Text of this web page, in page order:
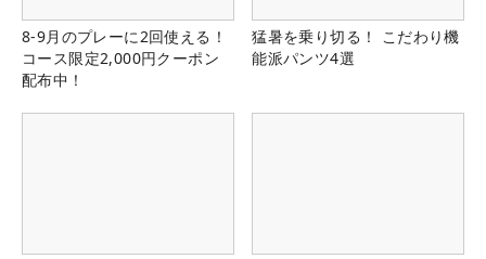
8-9月のプレーに2回使える！
コース限定2,000円クーポン
配布中！
猛暑を乗り切る！ こだわり機
能派パンツ4選